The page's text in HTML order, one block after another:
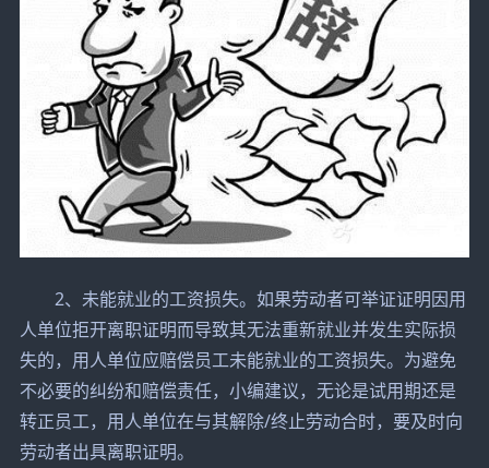
2、未能就业的工资损失。如果劳动者可举证证明因用
人单位拒开离职证明而导致其无法重新就业并发生实际损
失的，用人单位应赔偿员工未能就业的工资损失。为避免
不必要的纠纷和赔偿责任，小编建议，无论是试用期还是
转正员工，用人单位在与其解除/终止劳动合时，要及时向
劳动者出具离职证明。